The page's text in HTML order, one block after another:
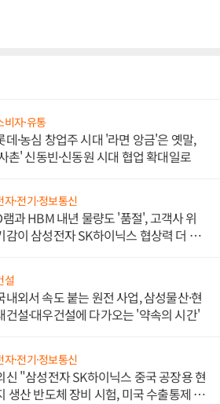
비자·유통
데·농심 창업주 시대 '라면 앙금'은 옛말,
촌' 신동빈·신동원 시대 협업 확대일로
자·전기·정보통신
램과 HBM 내년 물량도 '품절', 고객사 위
감이 삼성전자 SK하이닉스 협상력 더 키
설
내외서 속도 붙는 원전 사업, 삼성물산·현
건설·대우건설에 다가오는 '약속의 시간'
자·전기·정보통신
신 "삼성전자 SK하이닉스 중국 공장용 현
생산 반도체 장비 시험, 미국 수출통제 대